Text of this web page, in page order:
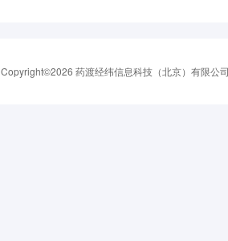
Copyright©2026 药渡经纬信息科技（北京）有限公